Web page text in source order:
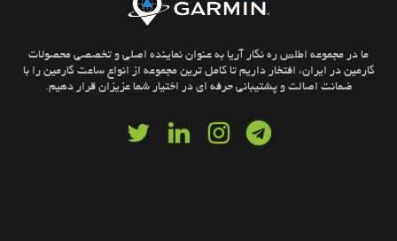
ما در مجموعه اطلس ره نگار آریا به عنوان نماینده اصلی و تخصصی محصولات
گارمین در ایران، افتخار داریم تا کامل ترین مجموعه از انواع ساعت گارمین را با
ضمانت اصالت و پشتیبانی حرفه ای در اختیار شما عزیزان قرار دهیم.